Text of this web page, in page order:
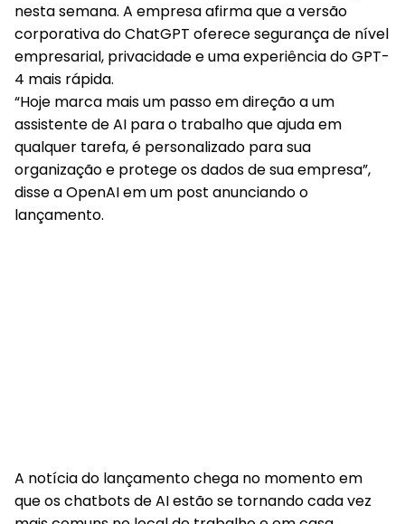
nesta semana. A empresa afirma que a versão
corporativa do ChatGPT oferece segurança de nível
empresarial, privacidade e uma experiência do GPT-
4 mais rápida.
“Hoje marca mais um passo em direção a um
assistente de AI para o trabalho que ajuda em
qualquer tarefa, é personalizado para sua
organização e protege os dados de sua empresa”,
disse a OpenAI em um post anunciando o
lançamento.
A notícia do lançamento chega no momento em
que os chatbots de AI estão se tornando cada vez